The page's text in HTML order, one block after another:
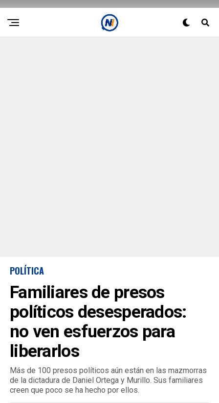
POLÍTICA
Familiares de presos
políticos desesperados:
no ven esfuerzos para
liberarlos
Más de 100 presos políticos aún están en las mazmorras
de la dictadura de Daniel Ortega y Murillo. Sus familiares
creen que poco se ha hecho por ellos.